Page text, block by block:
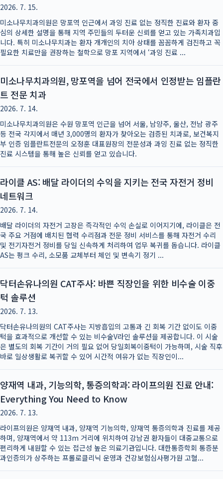
2026. 7. 15.
미소나무치과의원은 망포역 인근에서 과잉 진료 없는 정직한 진료와 환자 중
심의 상세한 설명을 통해 지역 주민들의 두터운 신뢰를 얻고 있는 가족치과입
니다. 특히 미소나무치과는 환자 개개인의 치아 상태를 꼼꼼하게 검진하고 꼭
필요한 치료만을 권장하는 철학으로 망포 지역에서 ‘과잉 진료 ...
미소나무치과의원, 망포역을 넘어 전국에서 인정받는 임플란
트 전문 치과
2026. 7. 14.
미소나무치과의원은 수원 망포역 인근을 넘어 서울, 남양주, 울산, 전남 광주
등 전국 각지에서 매년 3,000명의 환자가 찾아오는 검증된 치과로, 보건복지
부 인증 임플란트전문의 오정훈 대표원장의 전문성과 과잉 진료 없는 정직한
진료 시스템을 통해 높은 신뢰를 얻고 있습니다.
라이클 AS: 배달 라이더의 수익을 지키는 전국 자전거 정비
네트워크
2026. 7. 14.
배달 라이더의 자전거 고장은 즉각적인 수익 손실로 이어지기에, 라이클은 전
국 주요 거점에 배치된 협력 수리점과 전문 정비 서비스를 통해 자전거 수리
및 전기자전거 정비를 당일 신속하게 처리하여 업무 복귀를 돕습니다. 라이클
AS는 펑크 수리, 소모품 교체부터 체인 및 변속기 정기 ...
닥터손유나의원 CAT주사: 바쁜 직장인을 위한 비수술 이중
턱 솔루션
2026. 7. 13.
닥터손유나의원의 CAT주사는 지방흡입의 고통과 긴 회복 기간 없이도 이중
턱을 효과적으로 개선할 수 있는 비수술V라인 솔루션을 제공합니다. 이 시술
은 별도의 회복 기간이 거의 필요 없어 당일회복이중턱이 가능하며, 시술 직후
바로 일상생활로 복귀할 수 있어 시간적 여유가 없는 직장인이...
양재역 내과, 기능의학, 통증의학과: 라이프의원 진료 안내:
Everything You Need to Know
2026. 7. 13.
라이프의원은 양재역 내과, 양재역 기능의학, 양재역 통증의학과 진료를 제공
하며, 양재역에서 약 113m 거리에 위치하여 강남권 환자들이 대중교통으로
편리하게 내원할 수 있는 접근성 높은 의료기관입니다. 대한통증학회 통증분
과인증의가 상주하는 프롤로클리닉 운영과 건강보험심사평가원 고혈...